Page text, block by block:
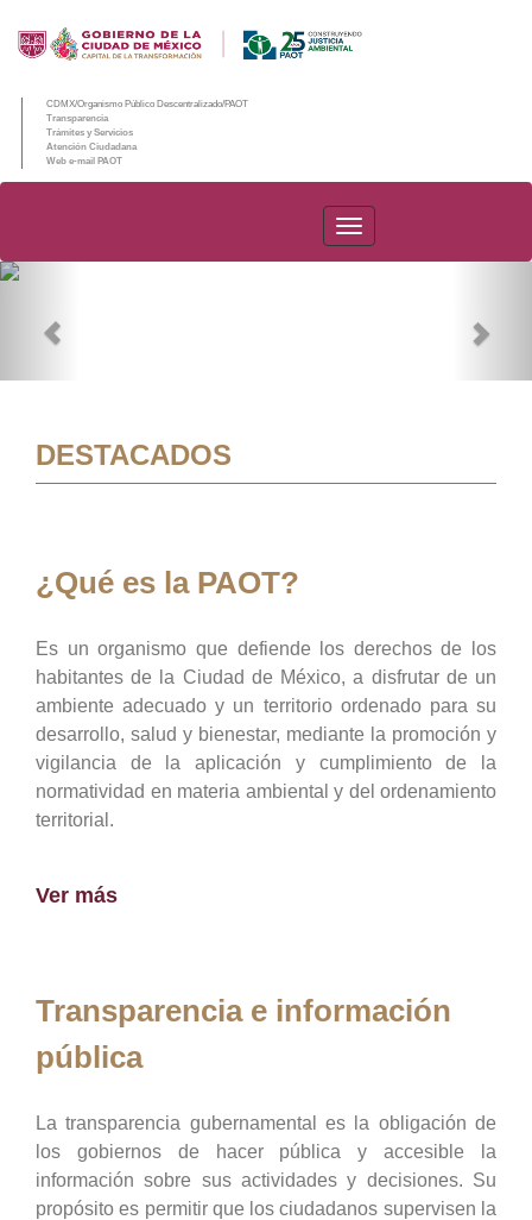
CDMX/Organismo Público Descentralizado/PAOT
Transparencia
Trámites y Servicios
Atención Ciudadana
Web e-mail PAOT
PAOT
DESTACADOS
¿Qué es la PAOT?
Es un organismo que defiende los derechos de los
habitantes de la Ciudad de México, a disfrutar de un
ambiente adecuado y un territorio ordenado para su
desarrollo, salud y bienestar, mediante la promoción y
vigilancia de la aplicación y cumplimiento de la
normatividad en materia ambiental y del ordenamiento
territorial.
Ver más
Transparencia e información
pública
La transparencia gubernamental es la obligación de
los gobiernos de hacer pública y accesible la
información sobre sus actividades y decisiones. Su
propósito es permitir que los ciudadanos supervisen la